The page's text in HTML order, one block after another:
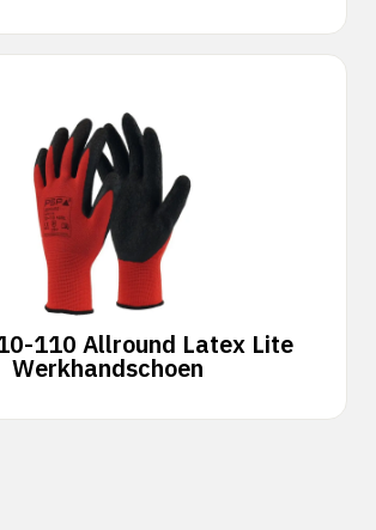
110 Allround Latex Lite
Werkhandschoen